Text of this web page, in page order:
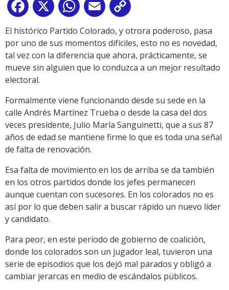
Facebook
X WhatsApp
Email
Link
El histórico Partido Colorado, y otrora poderoso, pasa
por uno de sus momentos difíciles, esto no es novedad,
tal vez con la diferencia que ahora, prácticamente, se
mueve sin alguien que lo conduzca a un mejor resultado
electoral.
Formalmente viene funcionando desde su sede en la
calle Andrés Martínez Trueba o desde la casa del dos
veces presidente, Julio María Sanguinetti, que a sus 87
años de edad se mantiene firme lo que es toda una señal
de falta de renovación.
Esa falta de movimiento en los de arriba se da también
en los otros partidos donde los jefes permanecen
aunque cuentan con sucesores. En los colorados no es
así por lo que deben salir a buscar rápido un nuevo líder
y candidato.
Para peor, en este período de gobierno de coalición,
donde los colorados son un jugador leal, tuvieron una
serie de episodios que los dejó mal parados y obligó a
cambiar jerarcas en medio de escándalos públicos.